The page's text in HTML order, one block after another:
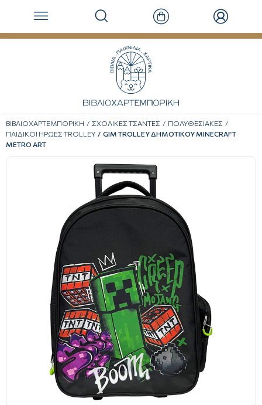
ΒΙΒΛΙΟΧΑΡΤΕΜΠΟΡΙΚΗ ΣΧΟΛΙΚΕΣ ΤΣΑΝΤΕΣ
ΠΟΛΥΘΕΣΙΑΚΕΣ
ΠΑΙΔΙΚΟΙ ΗΡΩΕΣ TROLLEY
GIM TROLLEY ΔΗΜΟΤΙΚΟΥ MINECRAFT
METRO ART